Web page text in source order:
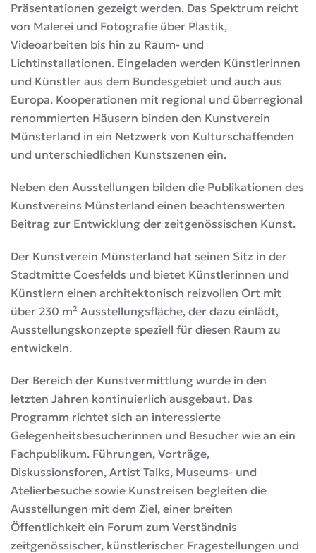
Präsentationen gezeigt werden. Das Spektrum reicht
von Malerei und Fotografie über Plastik,
Videoarbeiten bis hin zu Raum- und
Lichtinstallationen. Eingeladen werden Künstlerinnen
und Künstler aus dem Bundesgebiet und auch aus
Europa. Kooperationen mit regional und überregional
renommierten Häusern binden den Kunstverein
Münsterland in ein Netzwerk von Kulturschaffenden
und unterschiedlichen Kunstszenen ein.
Neben den Ausstellungen bilden die Publikationen des
Kunstvereins Münsterland einen beachtenswerten
Beitrag zur Entwicklung der zeitgenössischen Kunst.
Der Kunstverein Münsterland hat seinen Sitz in der
Stadtmitte Coesfelds und bietet Künstlerinnen und
Künstlern einen architektonisch reizvollen Ort mit
über 230 m² Ausstellungsfläche, der dazu einlädt,
Ausstellungskonzepte speziell für diesen Raum zu
entwickeln.
Der Bereich der Kunstvermittlung wurde in den
letzten Jahren kontinuierlich ausgebaut. Das
Programm richtet sich an interessierte
Gelegenheitsbesucherinnen und Besucher wie an ein
Fachpublikum. Führungen, Vorträge,
Diskussionsforen, Artist Talks, Museums- und
Atelierbesuche sowie Kunstreisen begleiten die
Ausstellungen mit dem Ziel, einer breiten
Öffentlichkeit ein Forum zum Verständnis
zeitgenössischer, künstlerischer Fragestellungen und